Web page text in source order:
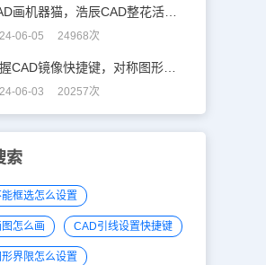
06-05 24968次
06-03 20257次
索
框选怎么设置
怎么画 CAD引线设置快捷键
界限怎么设置